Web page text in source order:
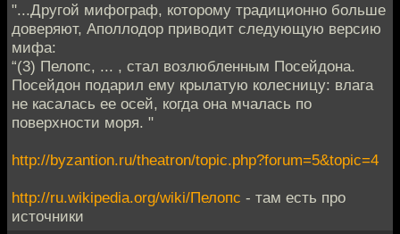
"...Другой мифограф, которому традиционно больше
доверяют, Аполлодор приводит следующую версию
мифа:
“(3) Пелопс, ... , стал возлюбленным Посейдона.
Посейдон подарил ему крылатую колесницу: влага
не касалась ее осей, когда она мчалась по
поверхности моря. "
http://byzantion.ru/theatron/topic.php?forum=5&topic=4
http://ru.wikipedia.org/wiki/Пелопс - там есть про
источники